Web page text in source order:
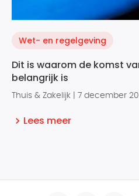
Wet- en regelgeving
Dit is waarom de komst
belangrijk is
Thuis & Zakelijk | 7 december
Lees meer